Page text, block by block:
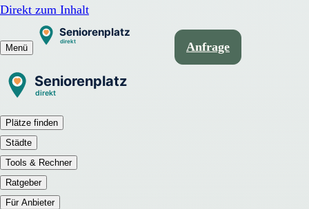
Direkt zum Inhalt
Menü Anfrage
Plätze finden
Städte
Tools & Rechner
Ratgeber
Für Anbieter